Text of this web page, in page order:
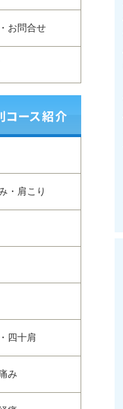
お問合せ
・肩こり
四十肩
み